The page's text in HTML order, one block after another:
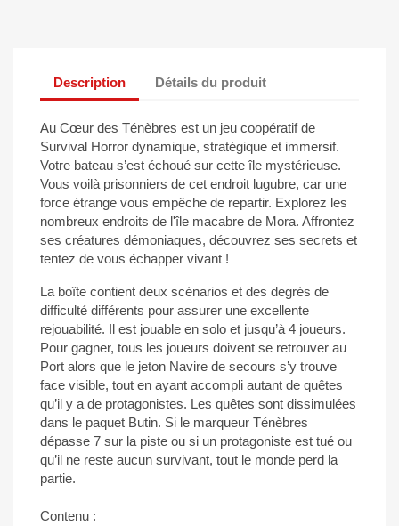
Description Détails du produit
Au Cœur des Ténèbres est un jeu coopératif de
Survival Horror dynamique, stratégique et immersif.
Votre bateau s’est échoué sur cette île mystérieuse.
Vous voilà prisonniers de cet endroit lugubre, car une
force étrange vous empêche de repartir. Explorez les
nombreux endroits de l'île macabre de Mora. Affrontez
ses créatures démoniaques, découvrez ses secrets et
tentez de vous échapper vivant !
La boîte contient deux scénarios et des degrés de
difficulté différents pour assurer une excellente
rejouabilité. Il est jouable en solo et jusqu’à 4 joueurs.
Pour gagner, tous les joueurs doivent se retrouver au
Port alors que le jeton Navire de secours s’y trouve
face visible, tout en ayant accompli autant de quêtes
qu’il y a de protagonistes. Les quêtes sont dissimulées
dans le paquet Butin. Si le marqueur Ténèbres
dépasse 7 sur la piste ou si un protagoniste est tué ou
qu’il ne reste aucun survivant, tout le monde perd la
partie.
Contenu :